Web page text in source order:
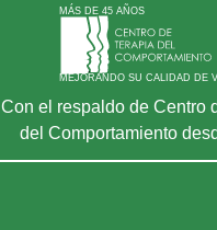
MÁS DE 45 AÑOS
MEJORANDO SU CALIDAD DE
Con el respaldo de Centro
del Comportamiento